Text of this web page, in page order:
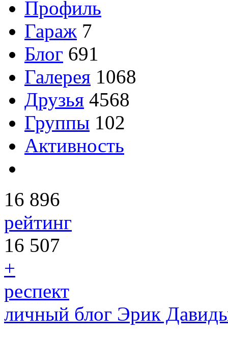
Профиль
Гараж 7
Блог 691
Галерея 1068
Друзья 4568
Группы 102
Активность
16 896
рейтинг
16 507
+
респект
личный блог Эрик